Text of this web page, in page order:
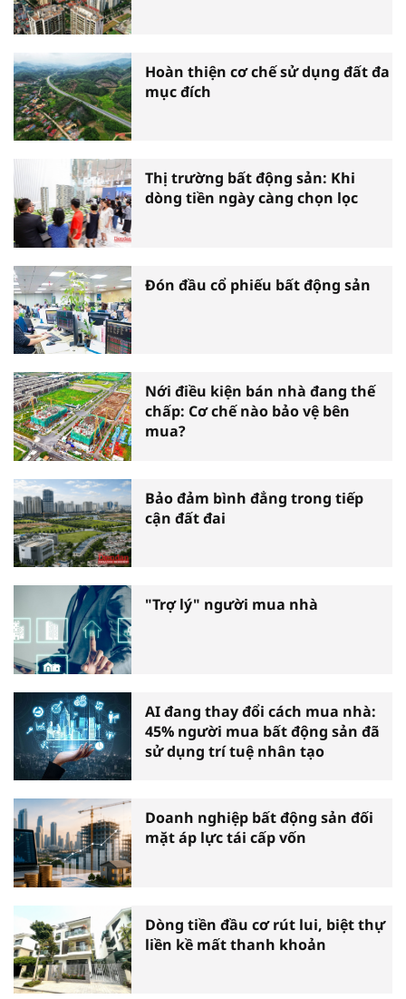
Hoàn thiện cơ chế sử dụng đất đa
mục đích
Thị trường bất động sản: Khi
dòng tiền ngày càng chọn lọc
Đón đầu cổ phiếu bất động sản
Nới điều kiện bán nhà đang thế
chấp: Cơ chế nào bảo vệ bên
mua?
Bảo đảm bình đẳng trong tiếp
cận đất đai
"Trợ lý" người mua nhà
AI đang thay đổi cách mua nhà:
45% người mua bất động sản đã
sử dụng trí tuệ nhân tạo
Doanh nghiệp bất động sản đối
mặt áp lực tái cấp vốn
Dòng tiền đầu cơ rút lui, biệt thự
liền kề mất thanh khoản